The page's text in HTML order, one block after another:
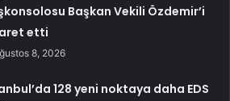
Başkan Vekili Özdemir’i
etti
8, 2026
128 yeni noktaya daha EDS